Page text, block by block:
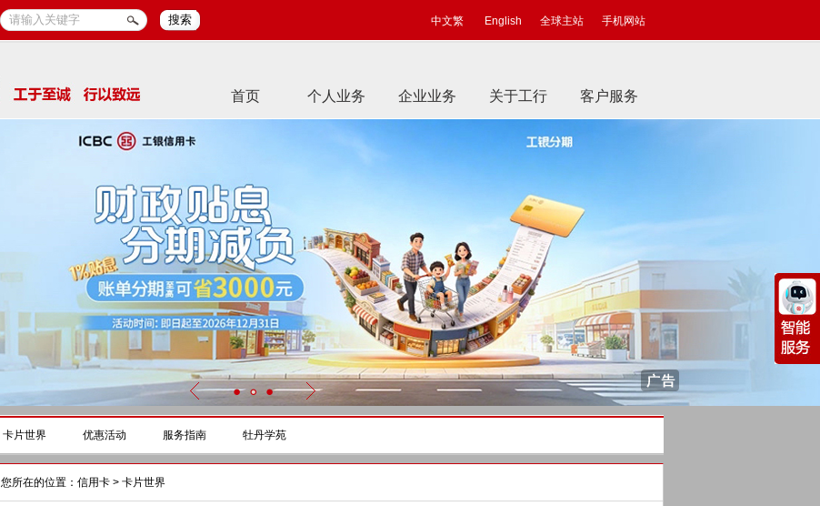
搜索 中文繁 English 全球主站 手机网站
首页 个人业务 企业业务 关于工行 客户服务
卡片世界 优惠活动 服务指南 牡丹学苑
您所在的位置： 信用卡 > 卡片世界